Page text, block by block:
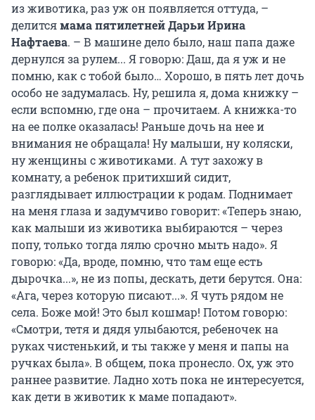
из животика, раз уж он появляется оттуда, –
делитсямама пятилетней Дарьи Ирина
Нафтаева. – В машине дело было, наш папа даже
дернулся за рулем... Я говорю: Даш, да я уж и не
помню, как с тобой было… Хорошо, в пять лет дочь
особо не задумалась. Ну, решила я, дома книжку –
если вспомню, где она – прочитаем. А книжка-то
на ее полке оказалась! Раньше дочь на нее и
внимания не обращала! Ну малыши, ну коляски,
ну женщины с животиками. А тут захожу в
комнату, а ребенок притихший сидит,
разглядывает иллюстрации к родам. Поднимает
на меня глаза и задумчиво говорит: «Теперь знаю,
как малыши из животика выбираются – через
попу, только тогда лялю срочно мыть надо». Я
говорю: «Да, вроде, помню, что там еще есть
дырочка...», не из попы, дескать, дети берутся. Она:
«Ага, через которую писают...». Я чуть рядом не
села. Боже мой! Это был кошмар! Потом говорю:
«Смотри, тетя и дядя улыбаются, ребеночек на
руках чистенький, и ты также у меня и папы на
ручках была». В общем, пока пронесло. Ох, уж это
раннее развитие. Ладно хоть пока не интересуется,
как дети в животик к маме попадают».